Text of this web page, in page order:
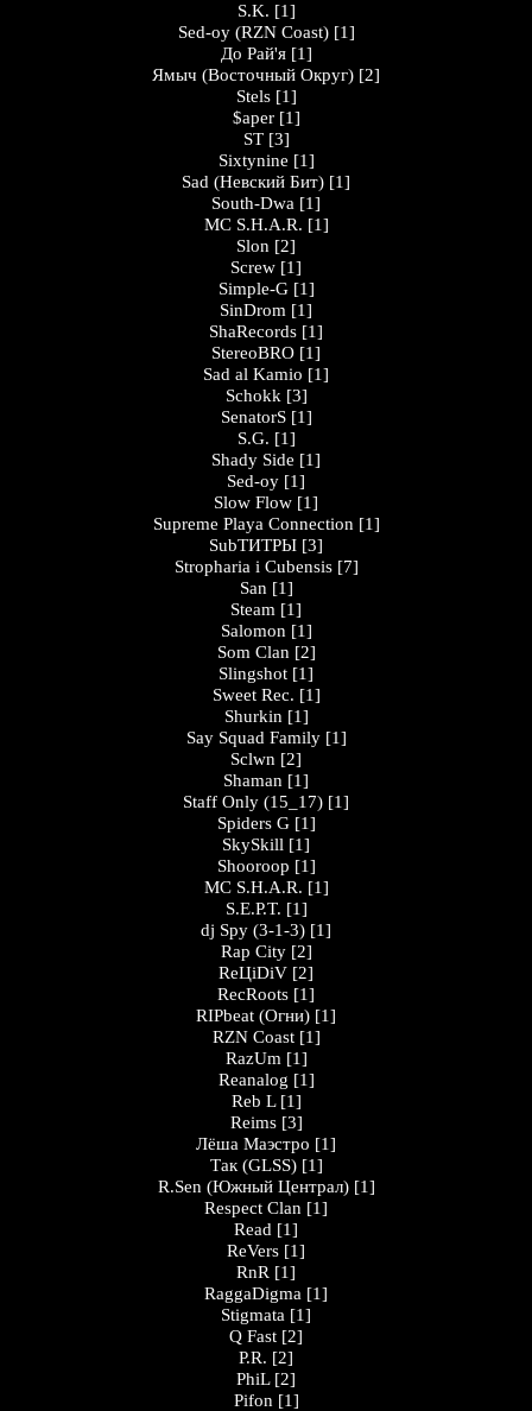
S.K. [1]
Sed-oy (RZN Coast) [1]
До Рай'я [1]
Ямыч (Восточный Округ) [2]
Stels [1]
$aper [1]
ST [3]
Sixtynine [1]
Sad (Невский Бит) [1]
South-Dwa [1]
MC S.H.A.R. [1]
Slon [2]
Screw [1]
Simple-G [1]
SinDrom [1]
ShaRecords [1]
StereoBRO [1]
Sad al Kamio [1]
Schokk [3]
SenatorS [1]
S.G. [1]
Shady Side [1]
Sed-oy [1]
Slow Flow [1]
Supreme Playa Connection [1]
SubТИТРЫ [3]
Stropharia i Cubensis [7]
San [1]
Steam [1]
Salomon [1]
Som Clan [2]
Slingshot [1]
Sweet Rec. [1]
Shurkin [1]
Say Squad Family [1]
Sclwn [2]
Shaman [1]
Staff Only (15_17) [1]
Spiders G [1]
SkySkill [1]
Shooroop [1]
MC S.H.A.R. [1]
S.E.P.T. [1]
dj Spy (3-1-3) [1]
Rap City [2]
ReЦiDiV [2]
RecRoots [1]
RIPbeat (Огни) [1]
RZN Coast [1]
RazUm [1]
Reanalog [1]
Reb L [1]
Reims [3]
Лёша Маэстро [1]
Так (GLSS) [1]
R.Sen (Южный Централ) [1]
Respect Clan [1]
Read [1]
ReVers [1]
RnR [1]
RaggaDigma [1]
Stigmata [1]
Q Fast [2]
P.R. [2]
PhiL [2]
Pifon [1]